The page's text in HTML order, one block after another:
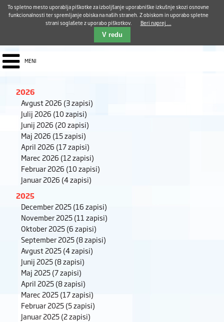
E-pošta ZUDV
Iskalnik
MENI
2026
Avgust 2026 (3 zapisi)
Julij 2026 (10 zapisi)
Junij 2026 (20 zapisi)
Maj 2026 (15 zapisi)
April 2026 (17 zapisi)
Marec 2026 (12 zapisi)
Februar 2026 (10 zapisi)
Januar 2026 (4 zapisi)
2025
December 2025(16 zapisi)
November 2025(11 zapisi)
Oktober 2025(6 zapisi)
September 2025(8 zapisi)
Avgust 2025(4 zapisi)
Junij 2025(8 zapisi)
Maj 2025(7 zapisi)
April 2025(8 zapisi)
Marec 2025(17 zapisi)
Februar 2025(5 zapisi)
Januar 2025(2 zapisi)
To spletno mesto uporablja piškotke za izboljšanje uporabniške izkušnje skozi osnovne
funkcionalnosti ter spremljanje obiska na naših straneh. Z obiskom in uporabo spletne
strani soglašete z uporabo piškotkov.
Beri naprej ...
V redu